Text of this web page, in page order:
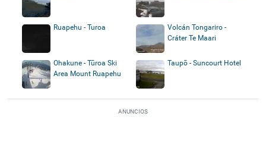
Ruapehu - Turoa
Volcán Tongariro -
Cráter Te Maari
Ohakune - Tūroa Ski
Area Mount Ruapehu
Taupō - Suncourt Hotel
ANUNCIOS